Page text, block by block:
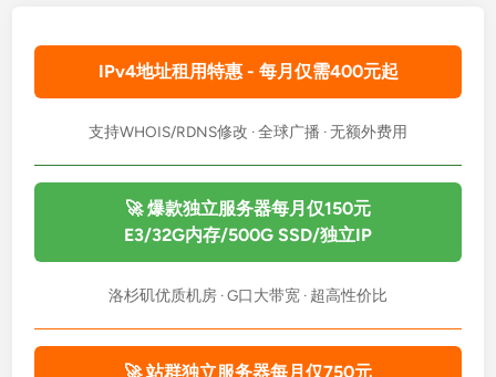
g
s
C
l
d
香
K
V
M
V
IPv4地址租用特惠 - 每月仅需400元起
支持WHOIS/RDNS修改 · 全球广播 · 无额外费用
🚀 爆款独立服务器每月仅150元
E3/32G内存/500G SSD/独立IP
洛杉矶优质机房 · G口大带宽 · 超高性价比
🚀 站群独立服务器每月仅750元